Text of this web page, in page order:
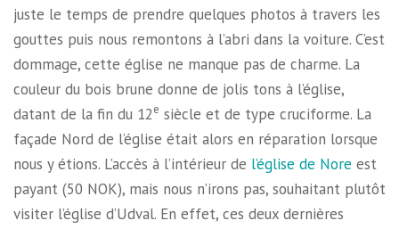
juste le temps de prendre quelques photos à travers les
gouttes puis nous remontons à l’abri dans la voiture. C’est
dommage, cette église ne manque pas de charme. La
couleur du bois brune donne de jolis tons à l’église,
datant de la fin du 12e siècle et de type cruciforme. La
façade Nord de l’église était alors en réparation lorsque
nous y étions. L’accès à l’intérieur de l’église de Nore est
payant (50 NOK), mais nous n’irons pas, souhaitant plutôt
visiter l’église d’Udval. En effet, ces deux dernières